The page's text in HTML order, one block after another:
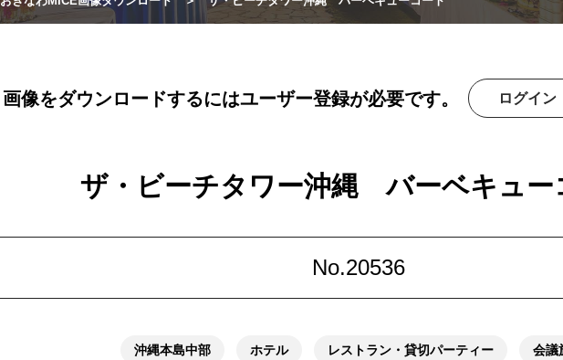
画像をダウンロードするにはユーザー登録が必要です。 ログイン
ザ・ビーチタワー沖縄 バーベキュー
No.20536
沖縄本島中部 ホテル レストラン・貸切パーティー 会議